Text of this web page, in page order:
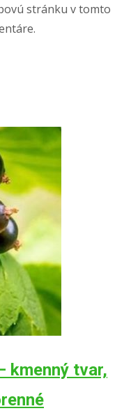
stránku v tomto
kmenný tvar,